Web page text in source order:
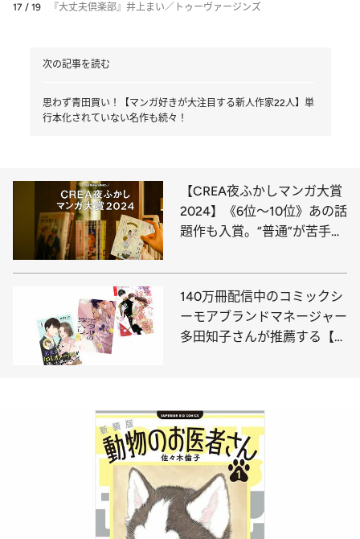
17 / 19 『大丈夫倶楽部』井上まい／トゥーヴァージンズ
次の記事を読む
思わず青田買い！【マンガ好きが大注目する新人作家22人】単
行本化されていない名作も続々！
【CREA夜ふかしマンガ大賞
2024】《6位～10位》あの話
題作も入賞。“普通”が苦手な
140万冊配信中のコミックシ
ーモアブランドマネージャー
多田知子さんが推薦する【電